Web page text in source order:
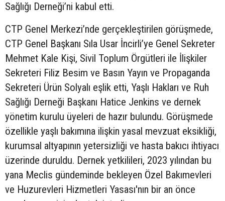
Sağlığı Derneği’ni kabul etti.
CTP Genel Merkezi’nde gerçekleştirilen görüşmede,
CTP Genel Başkanı Sıla Usar İncirli’ye Genel Sekreter
Mehmet Kale Kişi, Sivil Toplum Örgütleri ile İlişkiler
Sekreteri Filiz Besim ve Basın Yayın ve Propaganda
Sekreteri Ürün Solyalı eşlik etti, Yaşlı Hakları ve Ruh
Sağlığı Derneği Başkanı Hatice Jenkins ve dernek
yönetim kurulu üyeleri de hazır bulundu. Görüşmede
özellikle yaşlı bakımına ilişkin yasal mevzuat eksikliği,
kurumsal altyapının yetersizliği ve hasta bakıcı ihtiyacı
üzerinde duruldu. Dernek yetkilileri, 2023 yılından bu
yana Meclis gündeminde bekleyen Özel Bakımevleri
ve Huzurevleri Hizmetleri Yasası'nın bir an önce